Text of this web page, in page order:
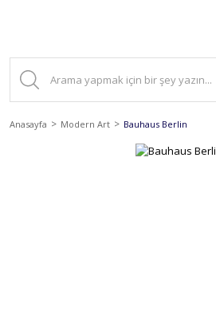
Anasayfa Modern Art Bauhaus Berlin